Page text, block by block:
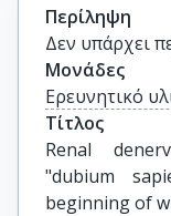
Περίληψη
Δεν υπάρχει
Μονάδες
Ερευνητικό
Τίτλος
Renal
"dubium
beginning of